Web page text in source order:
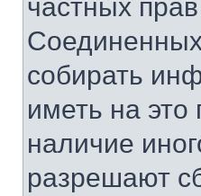
частных
собирать
иметь на
наличие
разрешают